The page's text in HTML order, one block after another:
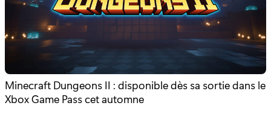
Minecraft Dungeons II : disponible dès sa sortie dans le
Xbox Game Pass cet automne